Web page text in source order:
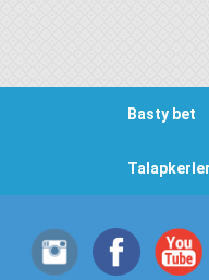
Basty bet